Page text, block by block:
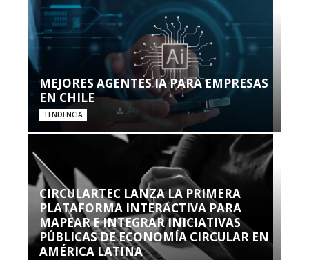
MEJORES AGENTES IA PARA EMPRESAS
EN CHILE
TENDENCIA
CIRCULARTEC LANZA LA PRIMERA
PLATAFORMA INTERACTIVA PARA
MAPEAR E INTEGRAR INICIATIVAS
PÚBLICAS DE ECONOMÍA CIRCULAR EN
AMÉRICA LATINA